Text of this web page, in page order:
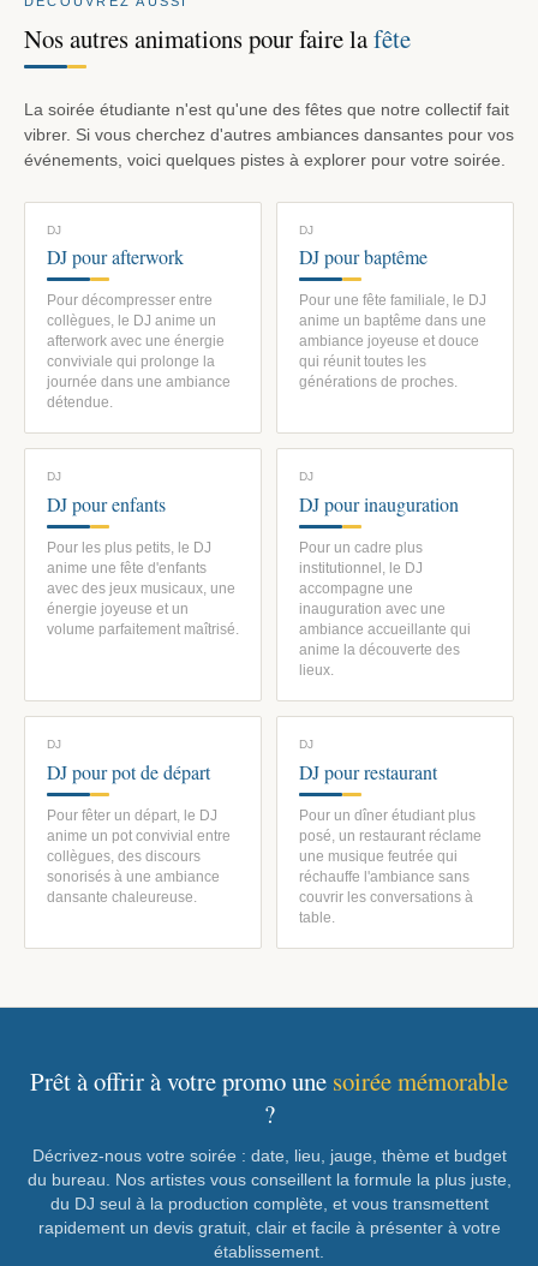
Nos autres animations pour faire lafête
La soirée étudiante n'est qu'une des fêtes que notre collectif fait
vibrer. Si vous cherchez d'autres ambiances dansantes pour vos
événements, voici quelques pistes à explorer pour votre soirée.
DJ
DJ pour afterwork
Pour décompresser entre
collègues, le DJ anime un
afterwork avec une énergie
conviviale qui prolonge la
journée dans une ambiance
détendue.
DJ
DJ pour baptême
Pour une fête familiale, le DJ
anime un baptême dans une
ambiance joyeuse et douce
qui réunit toutes les
générations de proches.
DJ
DJ pour enfants
Pour les plus petits, le DJ
anime une fête d'enfants
avec des jeux musicaux, une
énergie joyeuse et un
volume parfaitement maîtrisé.
DJ
DJ pour inauguration
Pour un cadre plus
institutionnel, le DJ
accompagne une
inauguration avec une
ambiance accueillante qui
anime la découverte des
lieux.
DJ
DJ pour pot de départ
Pour fêter un départ, le DJ
anime un pot convivial entre
collègues, des discours
sonorisés à une ambiance
dansante chaleureuse.
DJ
DJ pour restaurant
Pour un dîner étudiant plus
posé, un restaurant réclame
une musique feutrée qui
réchauffe l'ambiance sans
couvrir les conversations à
table.
Prêt à offrir à votre promo une soirée mémorable
?
Décrivez-nous votre soirée : date, lieu, jauge, thème et budget
du bureau. Nos artistes vous conseillent la formule la plus juste,
du DJ seul à la production complète, et vous transmettent
rapidement un devis gratuit, clair et facile à présenter à votre
établissement.